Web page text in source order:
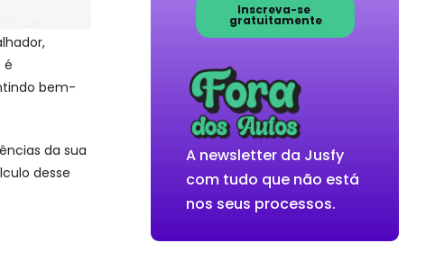
é
bem-
da sua
desse
A newsletter da Jusfy
com tudo que não está
nos seus processos.